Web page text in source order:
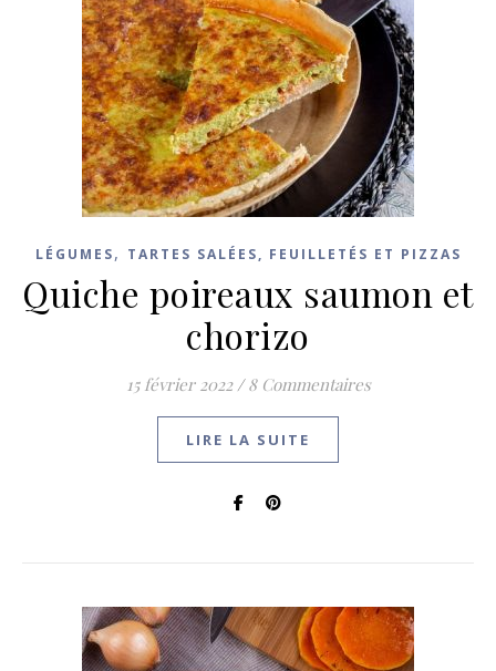
LÉGUMES, TARTES SALÉES, FEUILLETÉS ET PIZZAS
Quiche poireaux saumon et
chorizo
15 février 2022 / 8 Commentaires
LIRE LA SUITE